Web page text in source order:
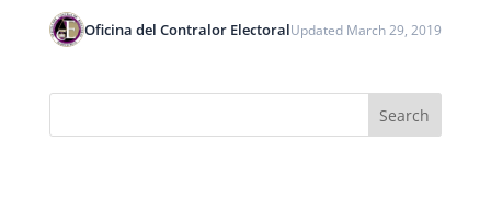
Oficina del Contralor ElectoralUpdated March 29, 2019